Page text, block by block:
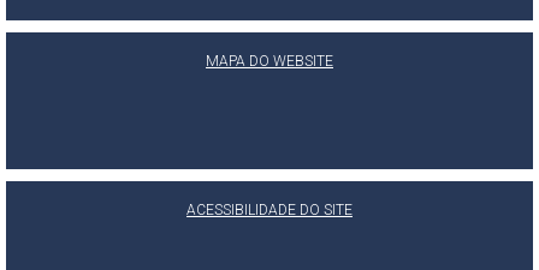
MAPA DO WEBSITE
ACESSIBILIDADE DO SITE